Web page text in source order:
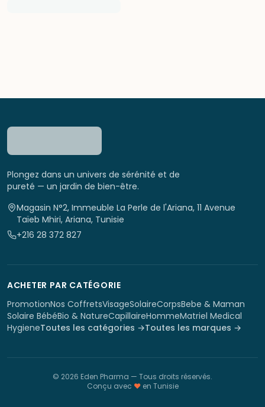
Plongez dans un univers de sérénité et de
pureté — un jardin de bien-être.
Magasin N°2, Immeuble La Perle de l'Ariana, 11 Avenue
Taïeb Mhiri, Ariana, Tunisie
+216 28 372 827
ACHETER PAR CATÉGORIE
PromotionNos CoffretsVisageSolaireCorpsBebe & Maman
Solaire BébéBio & NatureCapillaireHommeMatriel Medical
HygieneToutes les catégories →Toutes les marques →
© 2026 Eden Pharma — Tous droits réservés.
Conçu avec ♥en Tunisie